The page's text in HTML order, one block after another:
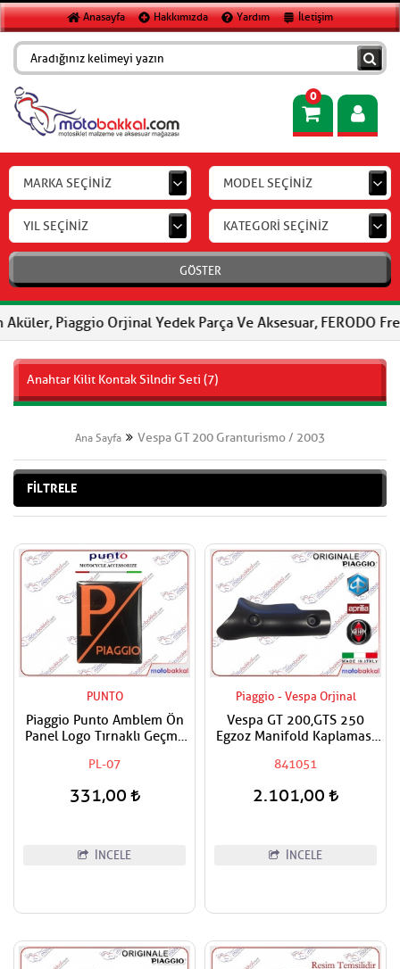
Anasayfa Hakkımızda Yardım İletişim
0
MARKA SEÇİNİZ MODEL SEÇİNİZ
YIL SEÇİNİZ KATEGORİ SEÇİNİZ
GÖSTER
Orjinal Yedek Parça Ve Aksesuar, FERODO Fren
Anahtar Kilit Kontak Silndir Seti (7)
Ana Sayfa Vespa GT 200 Granturismo / 2003
FİLTRELE
PUNTO
Piaggio Punto Amblem Ön
Panel Logo Tırnaklı Geçme
Turuncu-siyah
PL-07
331,00
İNCELE
Piaggio - Vespa Orjinal
Vespa GT 200,GTS 250
Egzoz Manifold Kaplaması
841051
2.101,00
İNCELE